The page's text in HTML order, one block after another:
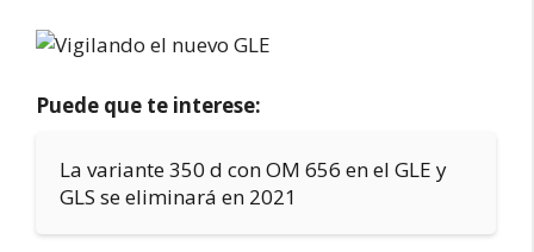
Puede que te interese:
La variante 350 d con OM 656 en el GLE y
GLS se eliminará en 2021